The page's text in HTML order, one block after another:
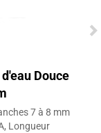
Douce
7 à 8 mm
Longueur